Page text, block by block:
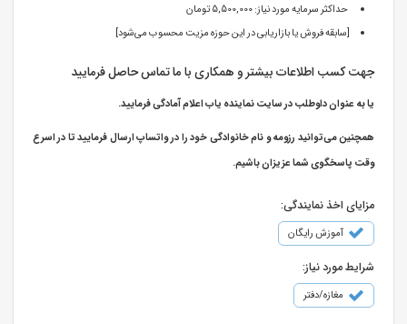
حداکثر سرمایه مورد نیاز: 5,500,000 تومان
[سابقه فروش یا بازاریابی در این حوزه مزیت محسوب می‌شود]
جهت کسب اطلاعات بیشتر و همکاری با ما تماس حاصل فرمایید
یا به عنوان داوطلب در سایت نماینده یاب اعلام آمادگی فرمایید.
همچنین می‌توانید رزومه و نام خانوادگی خود را در واتساپ ارسال فرمایید تا در اسرع
وقت پاسخگوی شما عزیزان باشیم.
مزایای اخذ نمایندگی:
آموزش رایگان
شرایط مورد نیاز:
مغازه/دفتر